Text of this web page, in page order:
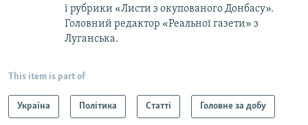
і рубрики «Листи з окупованого Донбасу».
Головний редактор «Реальної газети» з
Луганська.
This item is part of
Україна Політика Статті Головне за добу